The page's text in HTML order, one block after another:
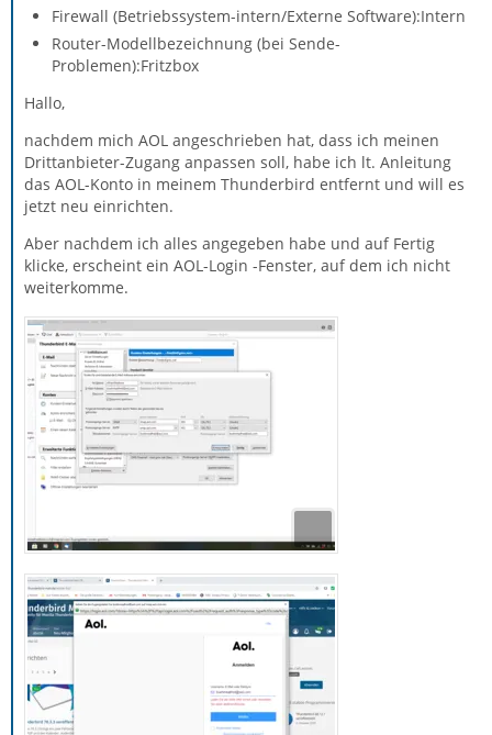
Firewall (Betriebssystem-intern/Externe Software):Intern
Router-Modellbezeichnung (bei Sende-
Problemen):Fritzbox
Hallo,
nachdem mich AOL angeschrieben hat, dass ich meinen
Drittanbieter-Zugang anpassen soll, habe ich lt. Anleitung
das AOL-Konto in meinem Thunderbird entfernt und will es
jetzt neu einrichten.
Aber nachdem ich alles angegeben habe und auf Fertig
klicke, erscheint ein AOL-Login -Fenster, auf dem ich nicht
weiterkomme.